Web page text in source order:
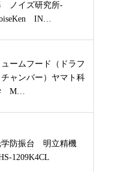
ノイズ研究所-
IN…
ュームフード（ドラフ
チャンバー）ヤマト科
M…
学防振台 明立精機
1209K4CL